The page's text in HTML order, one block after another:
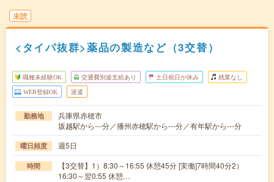
未読
<タイパ抜群>薬品の製造など（3交替）
職種未経験OK 交通費別途支給あり 土日祝日が休み 残業なし
WEB登録OK 派遣
勤務地
兵庫県赤穂市
坂越駅から---分／播州赤穂駅から---分／有年駅から---分
曜日頻度 週5日
時間
【3交替】1）8:30～16:55 休憩45分 [実働]7時間40分2）
16:30～翌0:55 休憩…